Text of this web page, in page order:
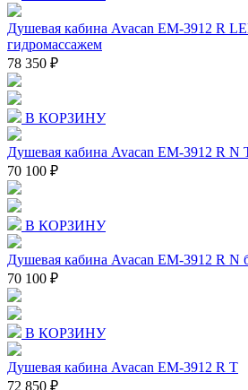
Душевая кабина Avacan EM-3912 R
гидромассажем
78 350 ₽
В КОРЗИНУ
Душевая кабина Avacan EM-3912 R N
70 100 ₽
В КОРЗИНУ
Душевая кабина Avacan EM-3912 R N
70 100 ₽
В КОРЗИНУ
Душевая кабина Avacan EM-3912 R T
72 850 ₽